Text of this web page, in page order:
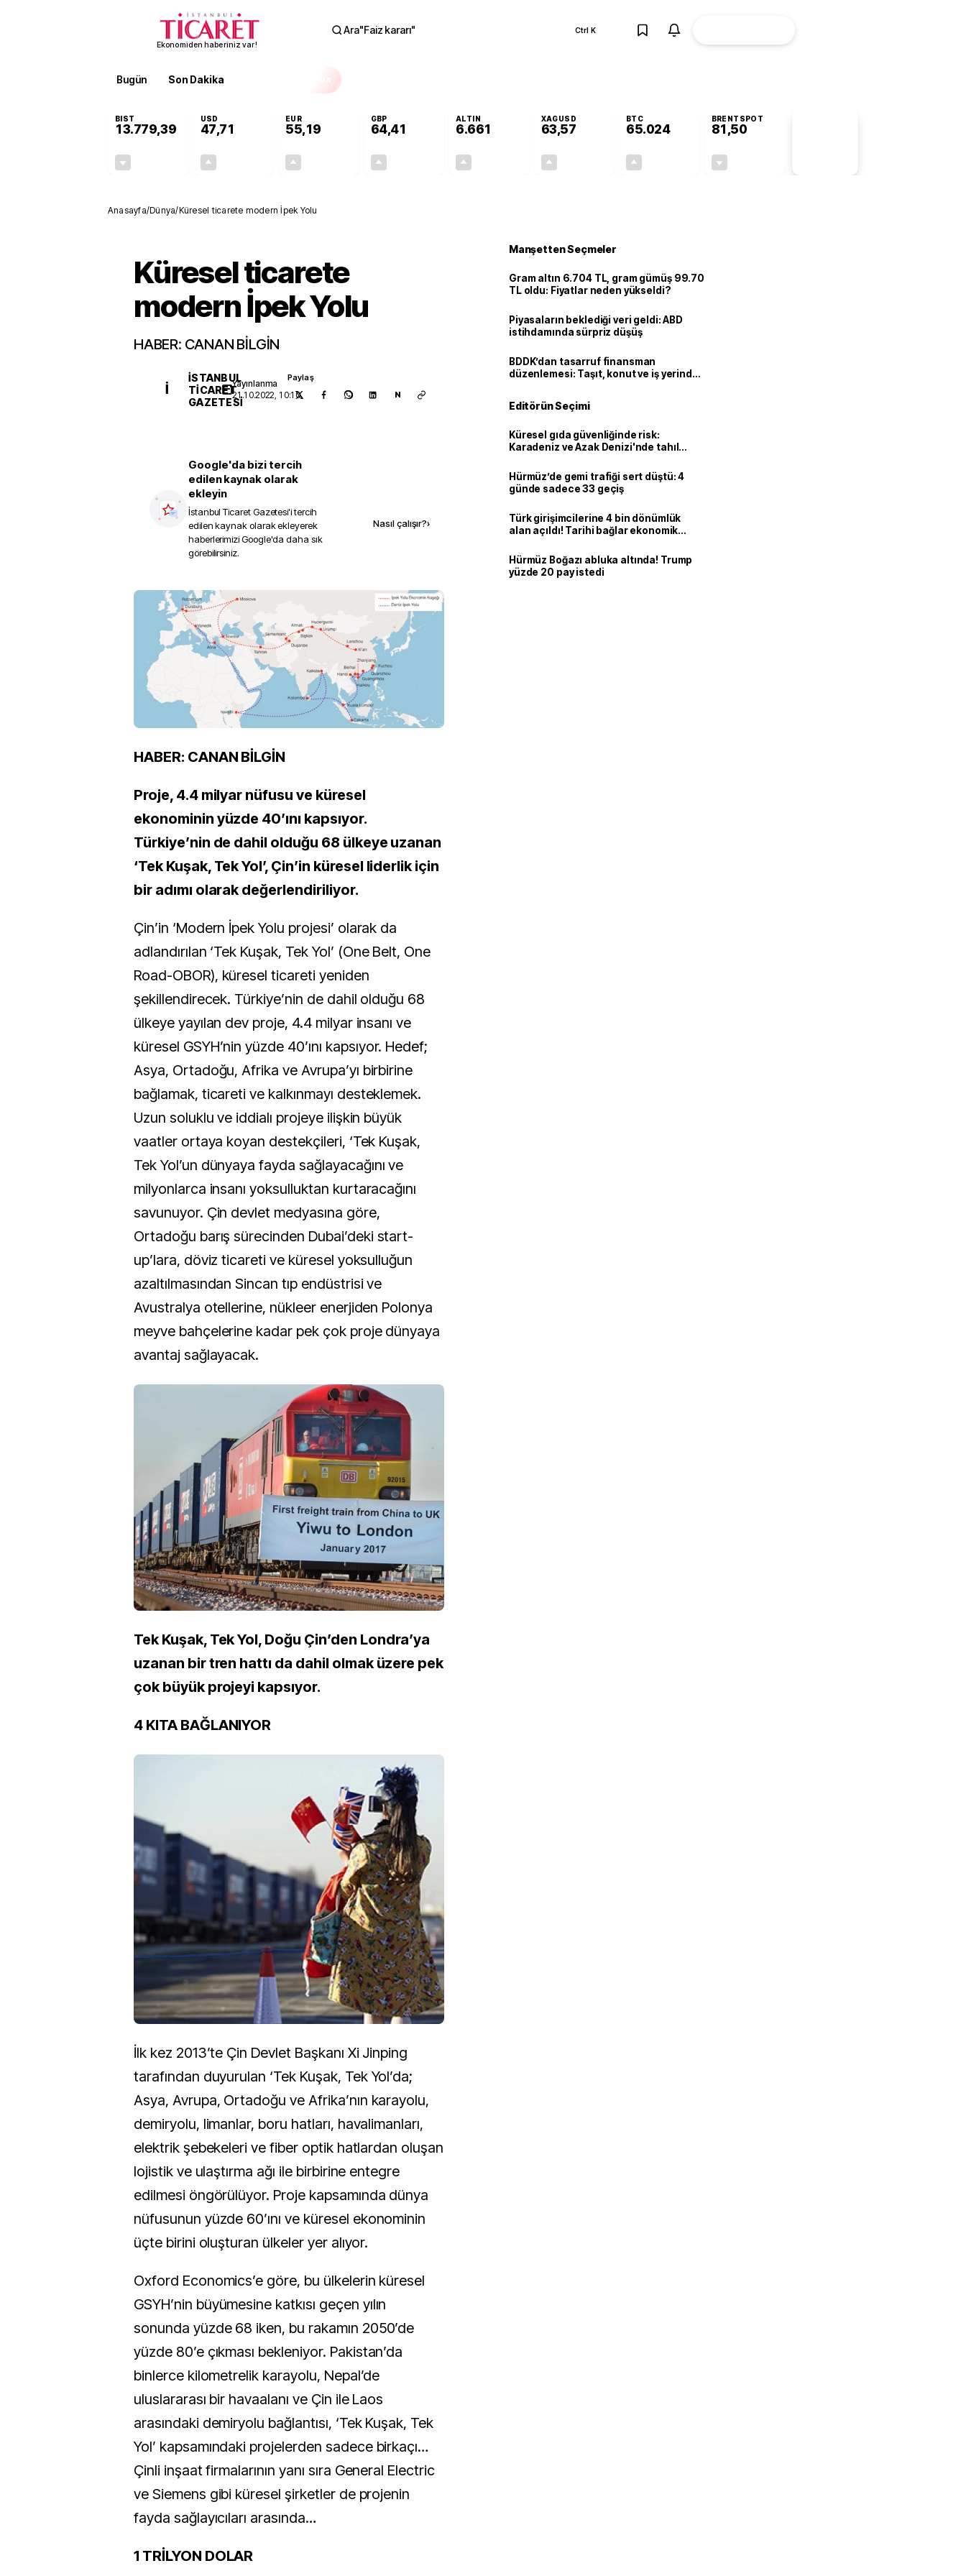
Ekonomiden haberiniz var!
Ara"Faiz kararı" Ctrl K
Bugün Son Dakika
BIST
13.779,39
USD
47,71
EUR
55,19
GBP
64,41
ALTIN
6.661
XAGUSD
63,57
BTC
65.024
BRENTSPOT
81,50
Anasayfa/Dünya/Küresel ticarete modern İpek Yolu
Küresel ticarete
modern İpek Yolu
HABER: CANAN BİLGİN
İ
İSTANBUL
TICARET
GAZETESI
Yayınlanma
21.10.2022, 10:10
Paylaş
N
Google'da bizi tercih
edilen kaynak olarak
ekleyin
İstanbul Ticaret Gazetesi'i tercih
edilen kaynak olarak ekleyerek
haberlerimizi Google'da daha sık
görebilirsiniz.
Nasıl çalışır?›
HABER: CANAN BİLGİN
Proje, 4.4 milyar nüfusu ve küresel
ekonominin yüzde 40’ını kapsıyor.
Türkiye’nin de dahil olduğu 68 ülkeye uzanan
‘Tek Kuşak, Tek Yol’, Çin’in küresel liderlik için
bir adımı olarak değerlendiriliyor.
Çin’in ‘Modern İpek Yolu projesi’ olarak da
adlandırılan ‘Tek Kuşak, Tek Yol’ (One Belt, One
Road-OBOR), küresel ticareti yeniden
şekillendirecek. Türkiye’nin de dahil olduğu 68
ülkeye yayılan dev proje, 4.4 milyar insanı ve
küresel GSYH’nin yüzde 40’ını kapsıyor. Hedef;
Asya, Ortadoğu, Afrika ve Avrupa’yı birbirine
bağlamak, ticareti ve kalkınmayı desteklemek.
Uzun soluklu ve iddialı projeye ilişkin büyük
vaatler ortaya koyan destekçileri, ‘Tek Kuşak,
Tek Yol’un dünyaya fayda sağlayacağını ve
milyonlarca insanı yoksulluktan kurtaracağını
savunuyor. Çin devlet medyasına göre,
Ortadoğu barış sürecinden Dubai’deki start-
up’lara, döviz ticareti ve küresel yoksulluğun
azaltılmasından Sincan tıp endüstrisi ve
Avustralya otellerine, nükleer enerjiden Polonya
meyve bahçelerine kadar pek çok proje dünyaya
avantaj sağlayacak.
Tek Kuşak, Tek Yol, Doğu Çin’den Londra’ya
uzanan bir tren hattı da dahil olmak üzere pek
çok büyük projeyi kapsıyor.
4 KITA BAĞLANIYOR
İlk kez 2013’te Çin Devlet Başkanı Xi Jinping
tarafından duyurulan ‘Tek Kuşak, Tek Yol’da;
Asya, Avrupa, Ortadoğu ve Afrika’nın karayolu,
demiryolu, limanlar, boru hatları, havalimanları,
elektrik şebekeleri ve fiber optik hatlardan oluşan
lojistik ve ulaştırma ağı ile birbirine entegre
edilmesi öngörülüyor. Proje kapsamında dünya
nüfusunun yüzde 60’ını ve küresel ekonominin
üçte birini oluşturan ülkeler yer alıyor.
Oxford Economics’e göre, bu ülkelerin küresel
GSYH’nin büyümesine katkısı geçen yılın
sonunda yüzde 68 iken, bu rakamın 2050’de
yüzde 80’e çıkması bekleniyor. Pakistan’da
binlerce kilometrelik karayolu, Nepal’de
uluslararası bir havaalanı ve Çin ile Laos
arasındaki demiryolu bağlantısı, ‘Tek Kuşak, Tek
Yol’ kapsamındaki projelerden sadece birkaçı…
Çinli inşaat firmalarının yanı sıra General Electric
ve Siemens gibi küresel şirketler de projenin
fayda sağlayıcıları arasında…
1 TRİLYON DOLAR
Manşetten Seçmeler
Gram altın 6.704 TL, gram gümüş 99.70
TL oldu: Fiyatlar neden yükseldi?
Piyasaların beklediği veri geldi: ABD
istihdamında sürpriz düşüş
BDDK’dan tasarruf finansman
düzenlemesi: Taşıt, konut ve iş yerinde
Editörün Seçimi
Küresel gıda güvenliğinde risk:
Karadeniz ve Azak Denizi'nde tahıl
Hürmüz’de gemi trafiği sert düştü: 4
günde sadece 33 geçiş
Türk girişimcilerine 4 bin dönümlük
alan açıldı! Tarihi bağlar ekonomik
Hürmüz Boğazı abluka altında! Trump
yüzde 20 pay istedi